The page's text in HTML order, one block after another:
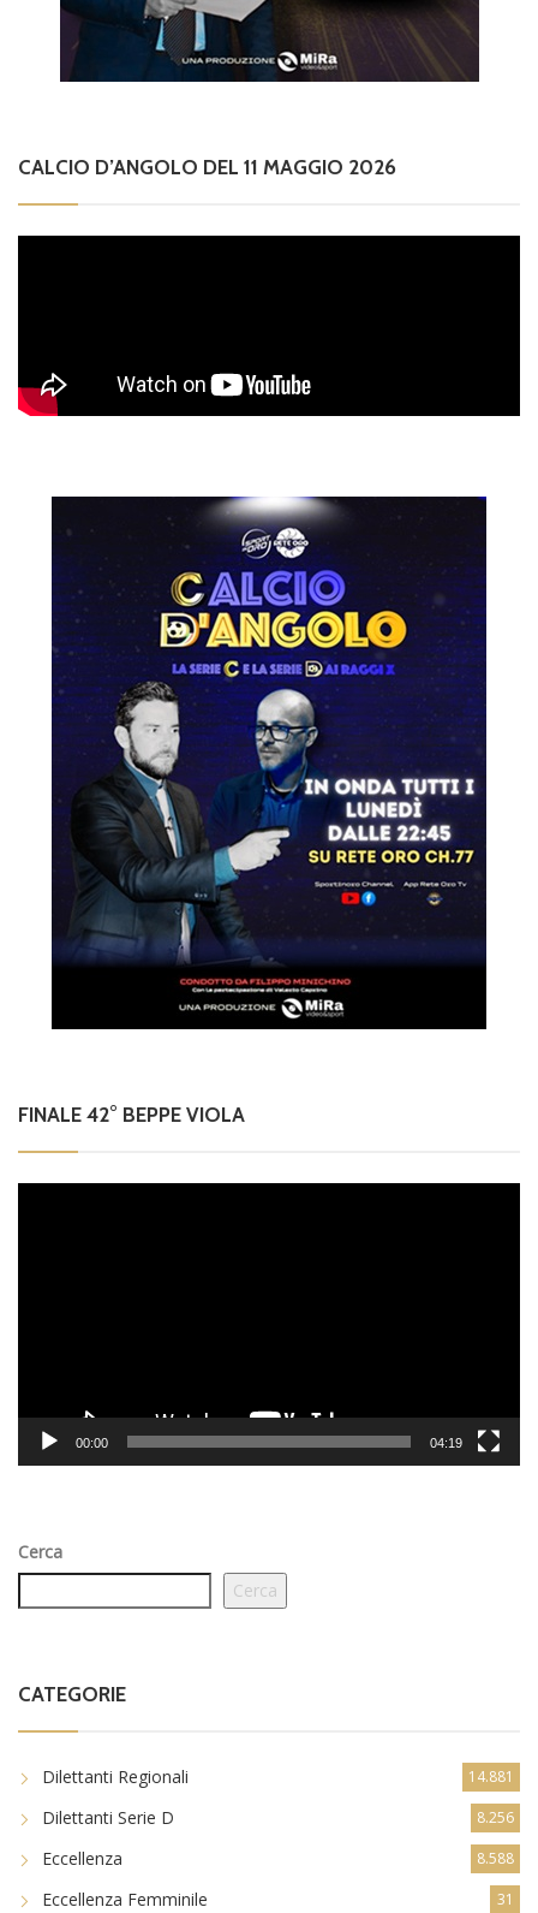
CALCIO D’ANGOLO DEL 11 MAGGIO 2026
FINALE 42° BEPPE VIOLA
00:00 04:19
Cerca
Cerca
CATEGORIE
Dilettanti Regionali 14.881
Dilettanti Serie D 8.256
Eccellenza 8.588
Eccellenza Femminile 31